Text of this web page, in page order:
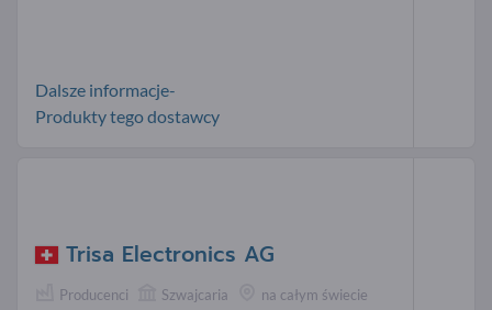
Dalsze informacje-
Produkty tego dostawcy
Trisa Electronics AG
Producenci Szwajcaria na całym świecie